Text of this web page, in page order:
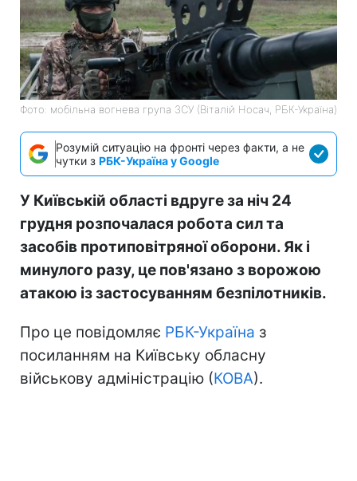
Фото: мобільна вогнева група ЗСУ (Віталій Носач, РБК-Україна)
Розумій ситуацію на фронті через факти, а не
чутки з РБК-Україна у Google
У Київській області вдруге за ніч 24
грудня розпочалася робота сил та
засобів протиповітряної оборони. Як і
минулого разу, це пов'язано з ворожою
атакою із застосуванням безпілотників.
Про це повідомляє РБК-Україна з
посиланням на Київську обласну
військову адміністрацію (КОВА).